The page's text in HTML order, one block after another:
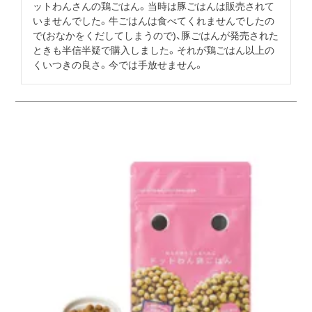
ットわんさんの鶏ごはん。当時は豚ごはんは販売されて
いませんでした。牛ごはんは食べてくれませんでしたの
で(おなかをくだしてしまうので)、豚ごはんが発売された
ときも半信半疑で購入しました。それが鶏ごはん以上の
くいつきの良さ。今では手放せません。